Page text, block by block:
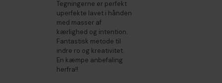
Tegningerne er perfekt
uperfekte lavet i hånden
med masser af
kærlighed og intention.
Fantastisk metode til
indre ro og kreativitet.
En kæmpe anbefaling
herfra!!